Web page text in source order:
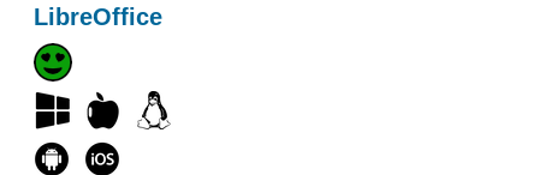
LibreOffice